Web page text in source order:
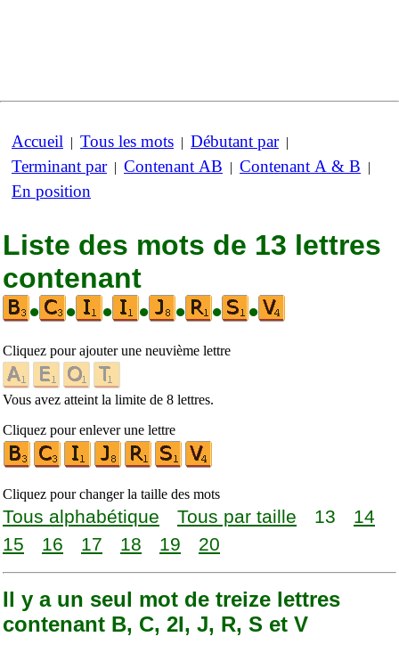
Accueil | Tous les mots | Débutant par|
Terminant par| Contenant AB | Contenant A & B |
En position
Liste des mots de 13 lettres
contenant
•
• • • • • •
Cliquez pour ajouter une neuvième lettre
Vous avez atteint la limite de 8 lettres.
Cliquez pour enlever une lettre
Cliquez pour changer la taille des mots
Tous alphabétique Tous par taille 13
14
15
16 17 18 19 20
Il y a un seul mot de treize lettres
contenant B, C, 2I, J, R, S et V